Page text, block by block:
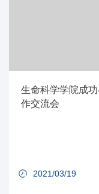
生命科学学院成
作交流会
2021/03/19